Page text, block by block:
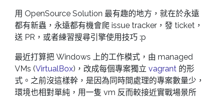
用 OpenSource Solution 最有趣的地方，就在於永遠
都有新蟲，永遠都有機會爬 issue tracker，發 ticket，
送 PR，或者練習搜尋引擎使用技巧 :p
最近打算把 Windows 上的工作模式，由 managed
VMs (VirtualBox)，改成每個專案獨立 vagrant 的形
式。之前沒這樣幹，是因為同時間處理的專案數量少，
環境也相對單純，用一隻 vm 反而較接近實戰場景所